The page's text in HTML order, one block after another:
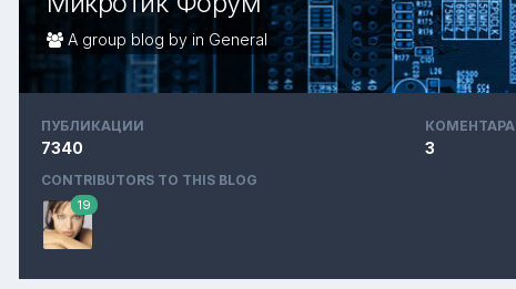
A group blog by in General
ПУБЛИКАЦИИ
7340
КОМЕНТАРА
3
CONTRIBUTORS TO THIS BLOG
19